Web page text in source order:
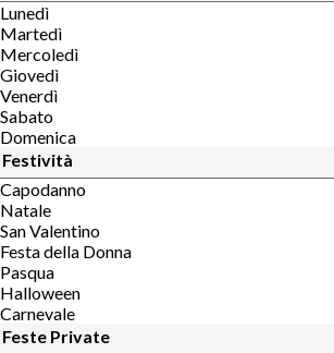
Lunedì
Martedì
Mercoledì
Giovedì
Venerdì
Sabato
Domenica
Festività
Capodanno
Natale
San Valentino
Festa della Donna
Pasqua
Halloween
Carnevale
Feste Private